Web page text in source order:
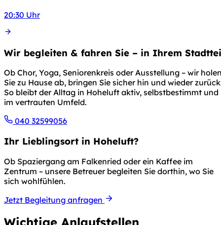
20:30 Uhr
Wir begleiten & fahren Sie – in Ihrem
Ob Chor, Yoga, Seniorenkreis oder Ausstellung – wir
Sie zu Hause ab, bringen Sie sicher hin und wieder
So bleibt der Alltag in Hoheluft aktiv, selbstbestimmt und
im vertrauten Umfeld.
040 32599056
Ihr Lieblingsort in Hoheluft?
Ob Spaziergang am Falkenried oder ein Kaffee im
Zentrum – unsere Betreuer begleiten Sie dorthin, wo Sie
sich wohlfühlen.
Jetzt Begleitung anfragen
Wichtige Anlaufstellen